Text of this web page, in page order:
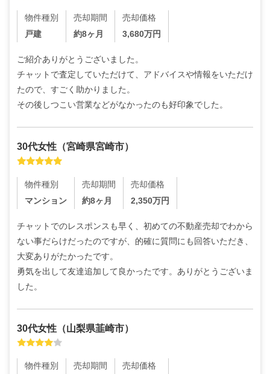
物件種別
戸建
売却期間
約8ヶ月
売却価格
3,680万円
ご紹介ありがとうございました。
チャットで査定していただけて、アドバイスや情報をいただけ
たので、すごく助かりました。
その後しつこい営業などがなかったのも好印象でした。
30代女性 （宮崎県宮崎市）
物件種別
マンション
売却期間
約8ヶ月
売却価格
2,350万円
チャットでのレスポンスも早く、初めての不動産売却でわから
ない事だらけだったのですが、的確に質問にも回答いただき、
大変ありがたかったです。
勇気を出して友達追加して良かったです。ありがとうございま
した。
30代女性 （山梨県韮崎市）
物件種別
売却期間
売却価格